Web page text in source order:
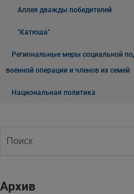
Аллея дважды победителей
"Катюша"
Региональные меры социальной
военной операции и членов их семей
Национальная политика
Архив